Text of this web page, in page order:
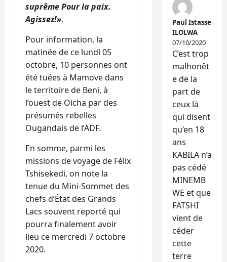
suprême Pour la paix.
Agissez!».
Pour information, la
matinée de ce lundi 05
octobre, 10 personnes ont
été tuées à Mamove dans
le territoire de Beni, à
l’ouest de Oicha par des
présumés rebelles
Ougandais de l’ADF.
En somme, parmi les
missions de voyage de Félix
Tshisekedi, on note la
tenue du Mini-Sommet des
chefs d’État des Grands
Lacs souvent reporté qui
pourra finalement avoir
lieu ce mercredi 7 octobre
2020.
Paul Istasse
ILOLWA
07/10/2020
C’est trop
malhonêt
e de la
part de
ceux là
qui disent
qu’en 18
ans
KABILA n’a
pas cédé
MINEMB
WE et que
FATSHI
vient de
céder
cette
terre